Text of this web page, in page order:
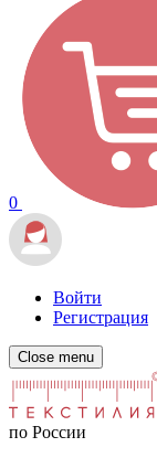
0
Войти
Регистрация
Close menu
по России